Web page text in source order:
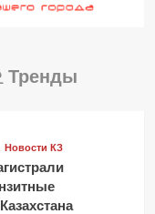
Тренды
Новости КЗ